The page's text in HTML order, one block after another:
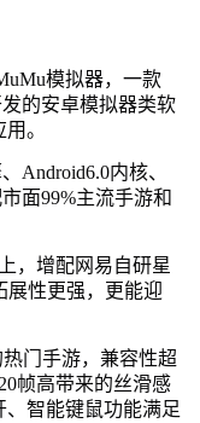
模拟器，一款
的安卓模拟器类软
。
Android6.0内核、
面99%主流手游和
，增配网易自研星
展性更强，更能迎
门手游，兼容性超
帧高带来的丝滑感
智能键鼠功能满足